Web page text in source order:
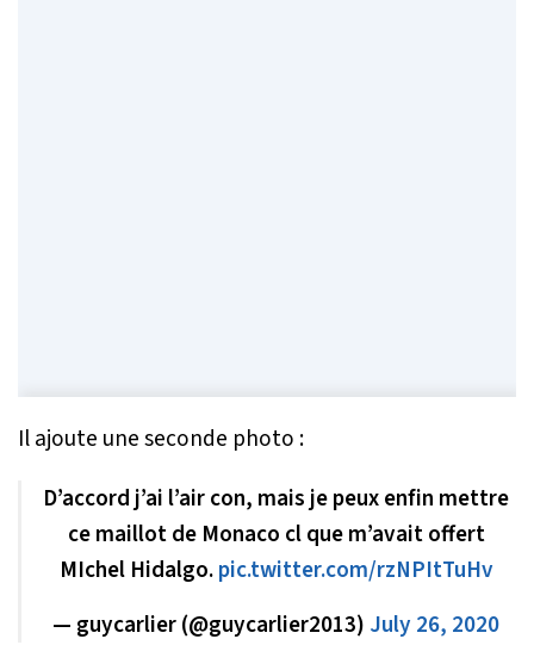
Il ajoute une seconde photo :
D’accord j’ai l’air con, mais je peux enfin mettre
ce maillot de Monaco cl que m’avait offert
MIchel Hidalgo.pic.twitter.com/rzNPItTuHv
— guycarlier (@guycarlier2013) July 26, 2020